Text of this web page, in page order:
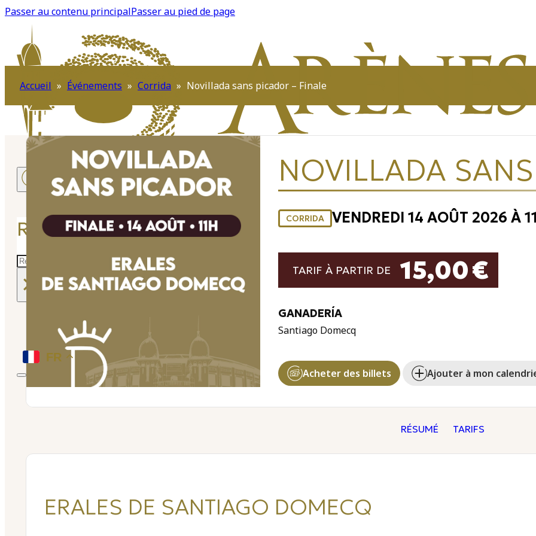
Passer au contenu principalPasser au pied de page
RECHERCHER SUR LE SITE
×
FR
Accueil » Événements » Corrida » Novillada sans picador – Finale
NOVILLADA
CORRIDA VENDREDI 14 AOÛT 2026 À
TARIF À PARTIR DE 15,00 €
GANADERÍA
Santiago Domecq
Acheter des billets Ajouter à mon
RÉSUMÉ TARIFS
ERALES DE SANTIAGO DOMECQ